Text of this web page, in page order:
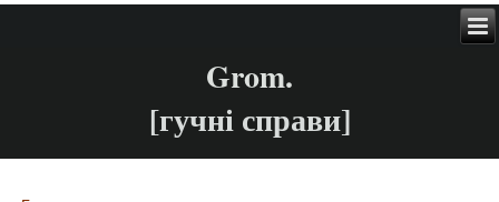
Grom.
[гучні справи]